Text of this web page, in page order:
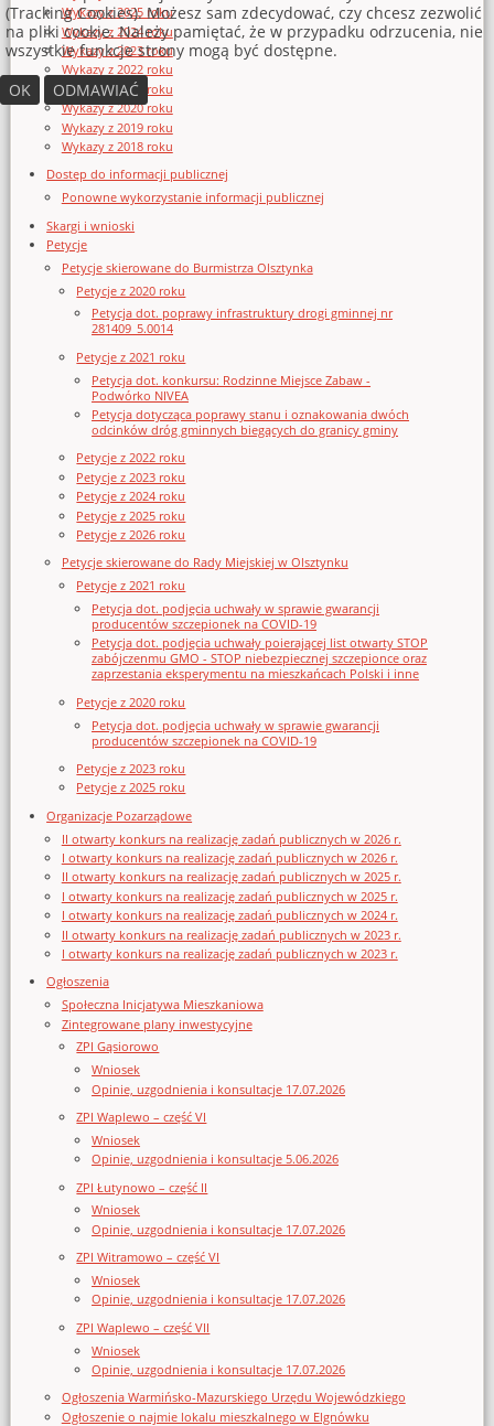
Wykazy z 2025 roku
Wykazy z 2024 roku
Wykazy z 2023 roku
Wykazy z 2022 roku
Wykazy z 2021 roku
Wykazy z 2020 roku
Wykazy z 2019 roku
Wykazy z 2018 roku
Dostęp do informacji publicznej
Ponowne wykorzystanie informacji publicznej
Skargi i wnioski
Petycje
Petycje skierowane do Burmistrza Olsztynka
Petycje z 2020 roku
Petycja dot. poprawy infrastruktury drogi gminnej nr
281409_5.0014
Petycje z 2021 roku
Petycja dot. konkursu: Rodzinne Miejsce Zabaw -
Podwórko NIVEA
Petycja dotycząca poprawy stanu i oznakowania dwóch
odcinków dróg gminnych biegących do granicy gminy
Petycje z 2022 roku
Petycje z 2023 roku
Petycje z 2024 roku
Petycje z 2025 roku
Petycje z 2026 roku
Petycje skierowane do Rady Miejskiej w Olsztynku
Petycje z 2021 roku
Petycja dot. podjęcia uchwały w sprawie gwarancji
producentów szczepionek na COVID-19
Petycja dot. podjęcia uchwały poierającej list otwarty STOP
zabójczenmu GMO - STOP niebezpiecznej szczepionce oraz
zaprzestania eksperymentu na mieszkańcach Polski i inne
Petycje z 2020 roku
Petycja dot. podjęcia uchwały w sprawie gwarancji
producentów szczepionek na COVID-19
Petycje z 2023 roku
Petycje z 2025 roku
Organizacje Pozarządowe
II otwarty konkurs na realizację zadań publicznych w 2026 r.
I otwarty konkurs na realizację zadań publicznych w 2026 r.
II otwarty konkurs na realizację zadań publicznych w 2025 r.
I otwarty konkurs na realizację zadań publicznych w 2025 r.
I otwarty konkurs na realizację zadań publicznych w 2024 r.
II otwarty konkurs na realizację zadań publicznych w 2023 r.
I otwarty konkurs na realizację zadań publicznych w 2023 r.
Ogłoszenia
Społeczna Inicjatywa Mieszkaniowa
Zintegrowane plany inwestycyjne
ZPI Gąsiorowo
Wniosek
Opinie, uzgodnienia i konsultacje 17.07.2026
ZPI Waplewo – część VI
Wniosek
Opinie, uzgodnienia i konsultacje 5.06.2026
ZPI Łutynowo – część II
Wniosek
Opinie, uzgodnienia i konsultacje 17.07.2026
ZPI Witramowo – część VI
Wniosek
Opinie, uzgodnienia i konsultacje 17.07.2026
ZPI Waplewo – część VII
Wniosek
Opinie, uzgodnienia i konsultacje 17.07.2026
Ogłoszenia Warmińsko-Mazurskiego Urzędu Wojewódzkiego
Ogłoszenie o najmie lokalu mieszkalnego w Elgnówku
(Tracking Cookies). Możesz sam zdecydować, czy chcesz zezwolić
na pliki cookie. Należy pamiętać, że w przypadku odrzucenia, nie
wszystkie funkcje strony mogą być dostępne.
OK
ODMAWIAĆ